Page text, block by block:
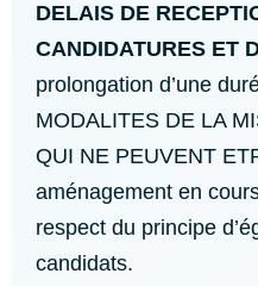
DELAIS DE
CANDIDATURES ET
prolongation d’une
MODALITES DE LA
QUI NE PEUVENT
aménagement en
respect du principe
candidats.